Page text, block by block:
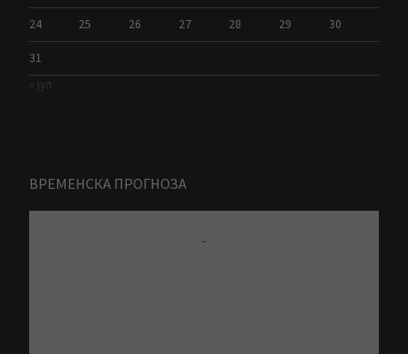
24 25 26 27 28 29 30
31
« јул
ВРЕМЕНСКА ПРОГНОЗА
-